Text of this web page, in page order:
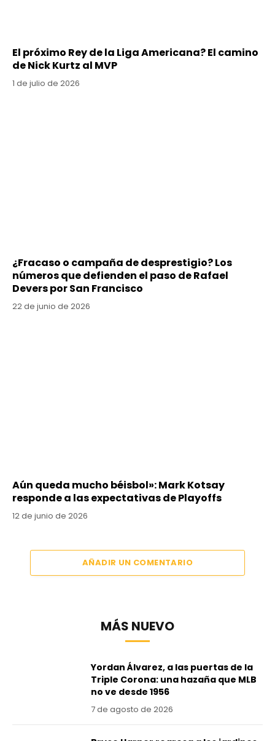
El próximo Rey de la Liga Americana? El camino
de Nick Kurtz al MVP
1 de julio de 2026
¿Fracaso o campaña de desprestigio? Los
números que defienden el paso de Rafael
Devers por San Francisco
22 de junio de 2026
Aún queda mucho béisbol»: Mark Kotsay
responde a las expectativas de Playoffs
12 de junio de 2026
AÑADIR UN COMENTARIO
MÁS NUEVO
Yordan Álvarez, a las puertas de la
Triple Corona: una hazaña que MLB
no ve desde 1956
7 de agosto de 2026